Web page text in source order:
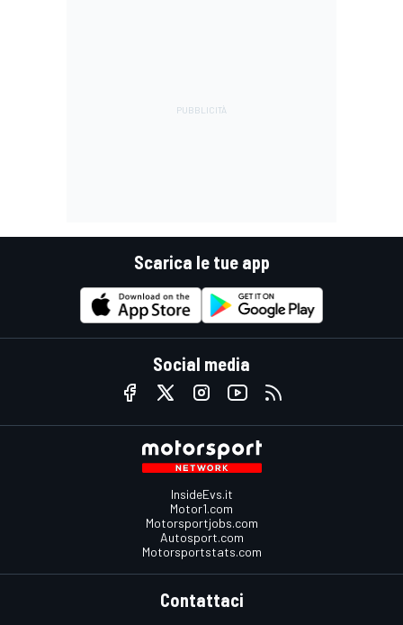
Scarica le tue app
Social media
InsideEvs.it
Motor1.com
Motorsportjobs.com
Autosport.com
Motorsportstats.com
Contattaci